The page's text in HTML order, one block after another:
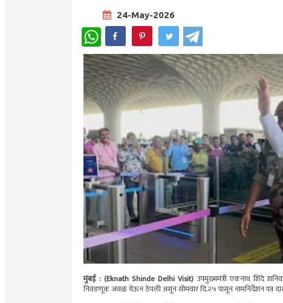
24-May-2026
WhatsApp
मुंबई : (Eknath Shinde Delhi Visit)उपमुख्यमंत्री एकनाथ शिंदे
निवडणूक जवळ येऊन ठेपली असून सोमवार दि.२५ पासून नामनिर्देशन पत्र